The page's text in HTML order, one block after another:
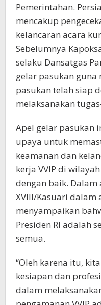
Pemerintahan.
mencakup
kelancaran acara
Sebelumnya
selaku Dansatgas
gelar pasukan guna
pasukan telah siap
melaksanakan
Apel gelar pasukan
upaya untuk
keamanan dan
kerja VVIP di
dengan baik. Dalam
XVIII/Kasuari
menyampaikan
Presiden RI adalah
semua.
“Oleh karena itu,
kesiapan dan
dalam